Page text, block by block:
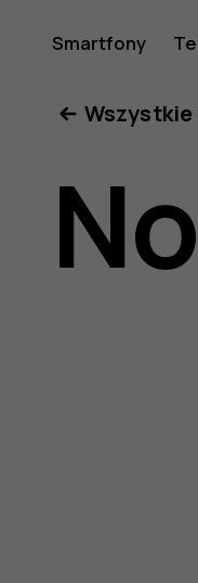
8.1
—
Smartfony